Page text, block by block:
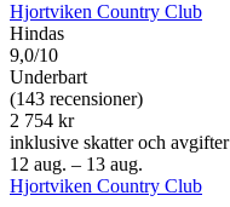
Hjortviken Country Club
Hindas
9,0/10
Underbart
(143 recensioner)
2 754 kr
inklusive skatter och avgifter
12 aug. – 13 aug.
Hjortviken Country Club